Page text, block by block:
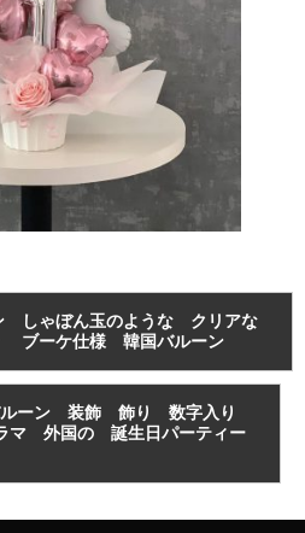
しゃぼん玉のような クリアな
ブーケ仕様 韓国バルーン
ルーン 装飾 飾り 数字入り
マ 外国の 誕生日パーティー